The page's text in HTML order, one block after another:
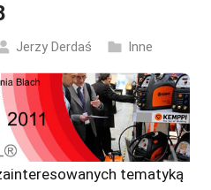
Jerzy Derdaś Inne
tematyką